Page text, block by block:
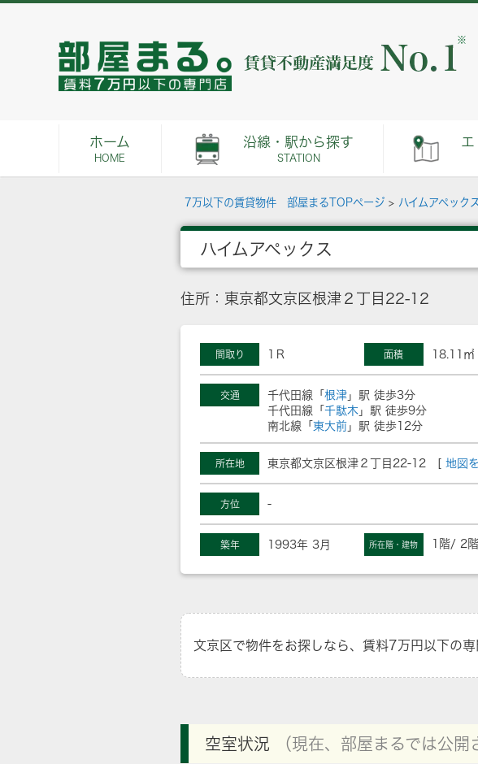
※
ホーム
HOME
沿線・駅から探す
STATION
エ
7万以下の賃貸物件 部屋まるTOPページ > ハイムアペックス
ハイムアペックス
住所：東京都文京区根津２丁目22-12
間取り 1Ｒ 面積 18.11㎡
交通 千代田線「 根津 」駅 徒歩3分
千代田線「 千駄木 」駅 徒歩9分
南北線「 東大前 」駅 徒歩12分
所在地 東京都文京区根津２丁目22-12 [ 地図
方位 -
築年 1993年 3月 所在階・建物 1階/ 2
文京区で物件をお探しなら、賃料7万円以下の専
空室状況 （現在、部屋まるでは公開